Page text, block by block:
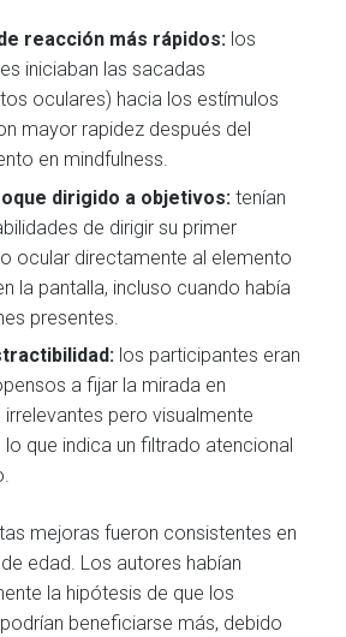
reacción más rápidos: los
iniciaban las sacadas
oculares) hacia los estímulos
mayor rapidez después del
en mindfulness.
dirigido a objetivos:tenían
de dirigir su primer
ocular directamente al elemento
la pantalla, incluso cuando había
presentes.
los participantes eran
a fijar la mirada en
pero visualmente
lo que indica un filtrado atencional
mejoras fueron consistentes en
edad. Los autores habían
la hipótesis de que los
beneficiarse más, debido